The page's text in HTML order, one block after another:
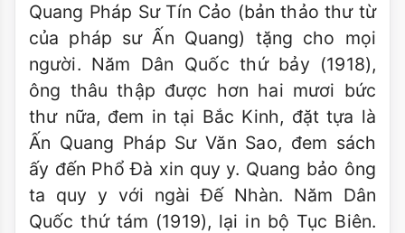
Quang Pháp Sư Tín Cảo (bản thảo thư từ
của pháp sư Ấn Quang) tặng cho mọi
người. Năm Dân Quốc thứ bảy (1918),
ông thâu thập được hơn hai mươi bức
thư nữa, đem in tại Bắc Kinh, đặt tựa là
Ấn Quang Pháp Sư Văn Sao, đem sách
ấy đến Phổ Đà xin quy y. Quang bảo ông
ta quy y với ngài Đế Nhàn. Năm Dân
Quốc thứ tám (1919), lại in bộ Tục Biên.